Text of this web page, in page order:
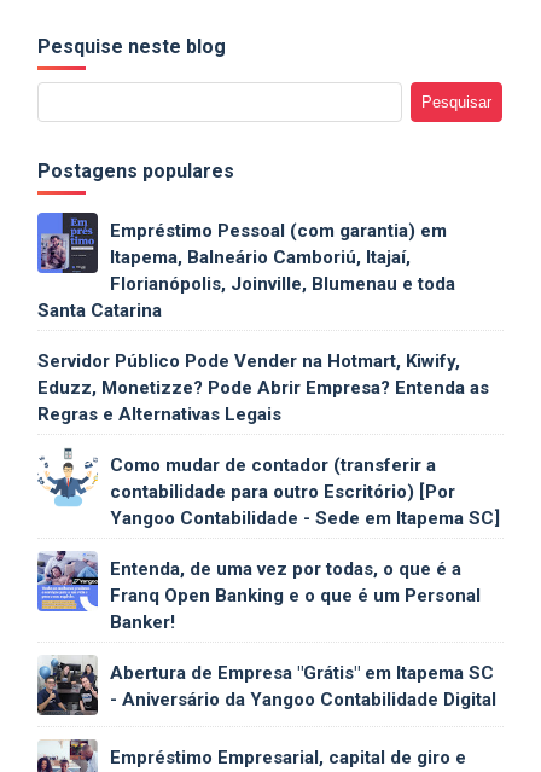
Pesquise neste blog
Postagens populares
Empréstimo Pessoal (com garantia) em
Itapema, Balneário Camboriú, Itajaí,
Florianópolis, Joinville, Blumenau e toda
Santa Catarina
Servidor Público Pode Vender na Hotmart, Kiwify,
Eduzz, Monetizze? Pode Abrir Empresa? Entenda as
Regras e Alternativas Legais
Como mudar de contador (transferir a
contabilidade para outro Escritório) [Por
Yangoo Contabilidade - Sede em Itapema SC]
Entenda, de uma vez por todas, o que é a
Franq Open Banking e o que é um Personal
Banker!
Abertura de Empresa "Grátis" em Itapema SC
- Aniversário da Yangoo Contabilidade Digital
Empréstimo Empresarial, capital de giro e